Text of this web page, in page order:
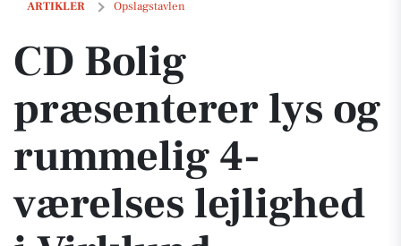
ARTIKLER Opslagstavlen
CD Bolig præsenterer lys og rummelig 4-værelses lejlighed i
CD Bolig
præsenterer lys og
rummelig 4-
værelses lejlighed